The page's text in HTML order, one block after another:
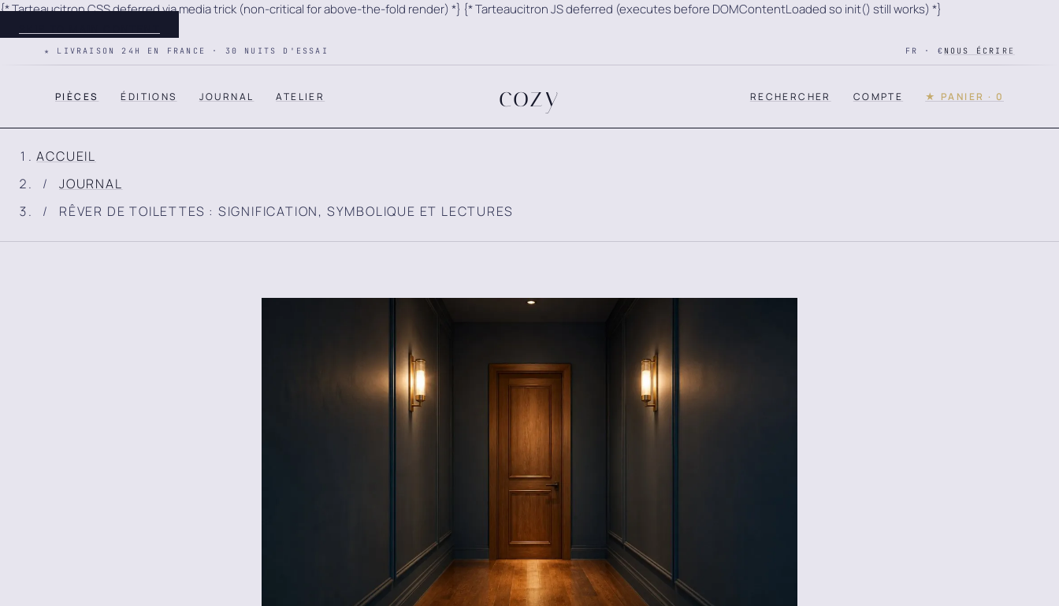
{* Tarteaucitron CSS deferred via media trick (non-critical for above-the-fold render) *} {* Tarteaucitron JS deferred (executes before DOMContentLoaded so init() still works) *}
★ LIVRAISON 24H EN FRANCE · 30 NUITS D'ESSAI FR · € NOUS ÉCRIRE
PIÈCES ÉDITIONS JOURNAL ATELIER cozy RECHERCHER COMPTE ★ PANIER · 0
ACCUEIL
JOURNAL
RÊVER DE TOILETTES : SIGNIFICATION, SYMBOLIQUE ET LECTURES
Panneau de gestion des cookies